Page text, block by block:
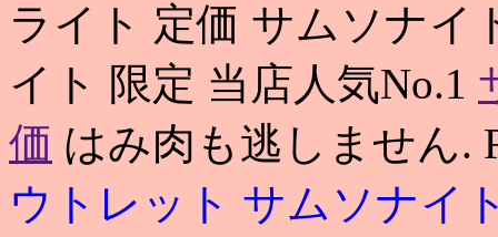
ライト 定価 サムソナイ
イト 限定 当店人気No.1
価 はみ肉も逃しません.
ウトレット サムソナイ